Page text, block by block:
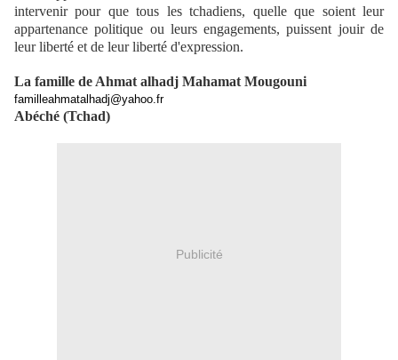
intervenir pour que tous les tchadiens, quelle que soient leur
appartenance politique ou leurs engagements, puissent jouir de
leur liberté et de leur liberté d'expression.
La famille de Ahmat alhadj Mahamat Mougouni
familleahmatalhadj@yahoo.fr
Abéché (Tchad)
Publicité